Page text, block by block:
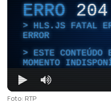
ERRO204
HLS.JS FATAL
ERROR
ESTE CONTEÚDO
MOMENTO
Foto: RTP